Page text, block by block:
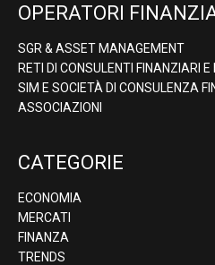
OPERATORI
SGR & ASSET MANAGEMENT
RETI DI CONSULENTI FINANZIARI
SIM E SOCIETÀ DI CONSULENZA
ASSOCIAZIONI
CATEGORIE
ECONOMIA
MERCATI
FINANZA
TRENDS